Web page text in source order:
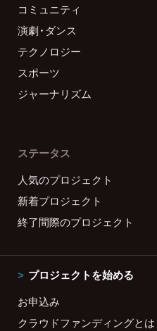
コミュニティ
演劇・ダンス
テクノロジー
スポーツ
ジャーナリズム
ステータス
人気のプロジェクト
新着プロジェクト
終了間際のプロジェクト
プロジェクトを始める
お申込み
クラウドファンディングとは